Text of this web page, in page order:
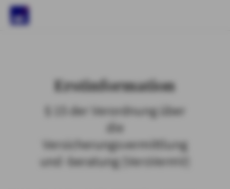
Erstinformation
§ 15 der Verordnung über
die
Versicherungsvermittlung
und -beratung (VersVermV)